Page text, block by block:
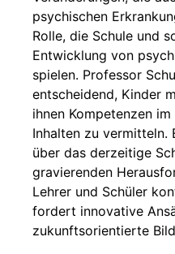
psychischen
Rolle, die Schule und
Entwicklung von
spielen. Professor
entscheidend, Kinder
ihnen Kompetenzen
Inhalten zu
über das derzeitige
gravierenden
Lehrer und Schüler
fordert innovative
zukunftsorientierte